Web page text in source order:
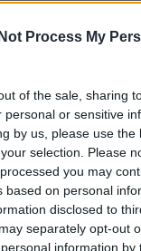
Process My
of the sale, sharing
personal or sensitive
by us, please use the
selection. Please
you may
based on personal
disclosed to
separately opt-out
information by
které by neměly
soutěž Velký
Dnes
ptactva a
přírody
milovníky
i velcí mohou
své zahradě nejvíce